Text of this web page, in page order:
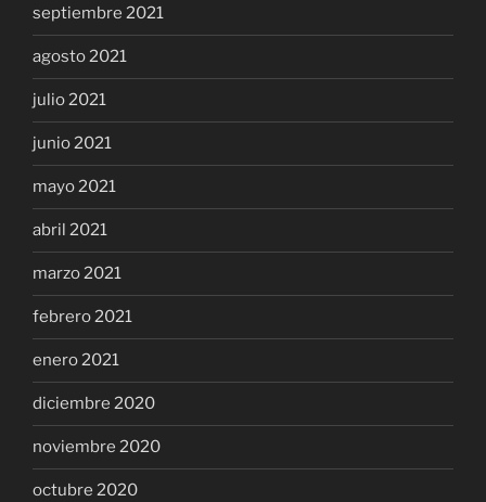
septiembre 2021
agosto 2021
julio 2021
junio 2021
mayo 2021
abril 2021
marzo 2021
febrero 2021
enero 2021
diciembre 2020
noviembre 2020
octubre 2020